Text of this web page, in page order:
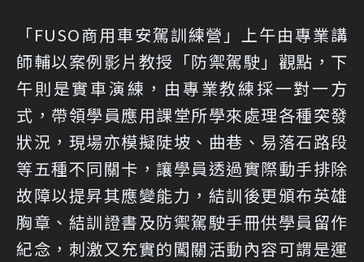
「FUSO商用車安駕訓練營」上午由專業講
師輔以案例影片教授「防禦駕駛」觀點，下
午則是實車演練，由專業教練採一對一方
式，帶領學員應用課堂所學來處理各種突發
狀況，現場亦模擬陡坡、曲巷、易落石路段
等五種不同關卡，讓學員透過實際動手排除
故障以提昇其應變能力，結訓後更頒布英雄
胸章、結訓證書及防禦駕駛手冊供學員留作
紀念，刺激又充實的闖關活動內容可謂是運